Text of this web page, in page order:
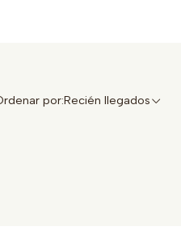
por:Recién llegados